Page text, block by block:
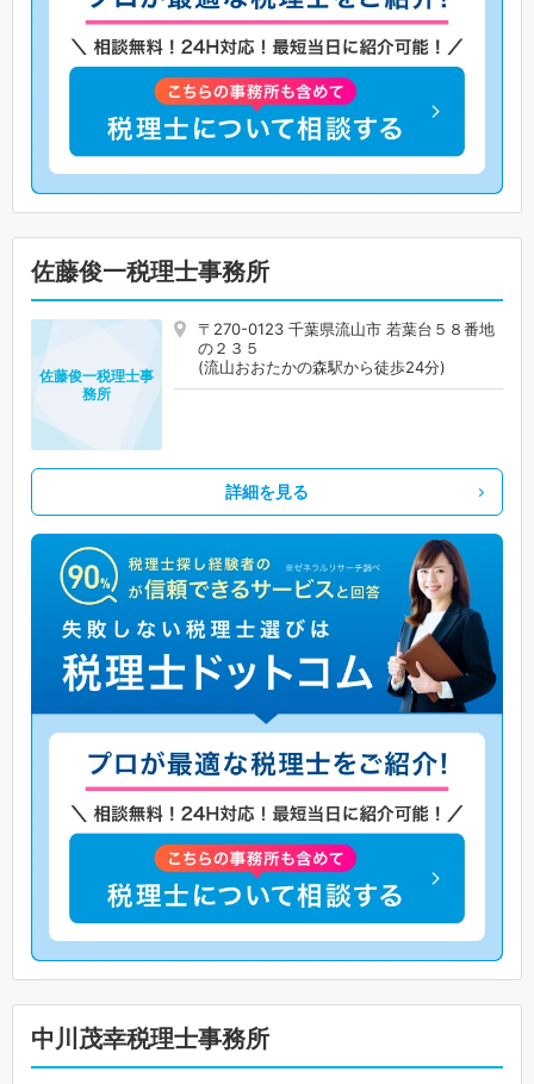
佐藤俊一税理士事務所
〒270-0123 千葉県流山市 若葉台５８番地
の２３５
(流山おおたかの森駅から徒歩24分)
佐藤俊一税理士事
務所
詳細を見る
中川茂幸税理士事務所